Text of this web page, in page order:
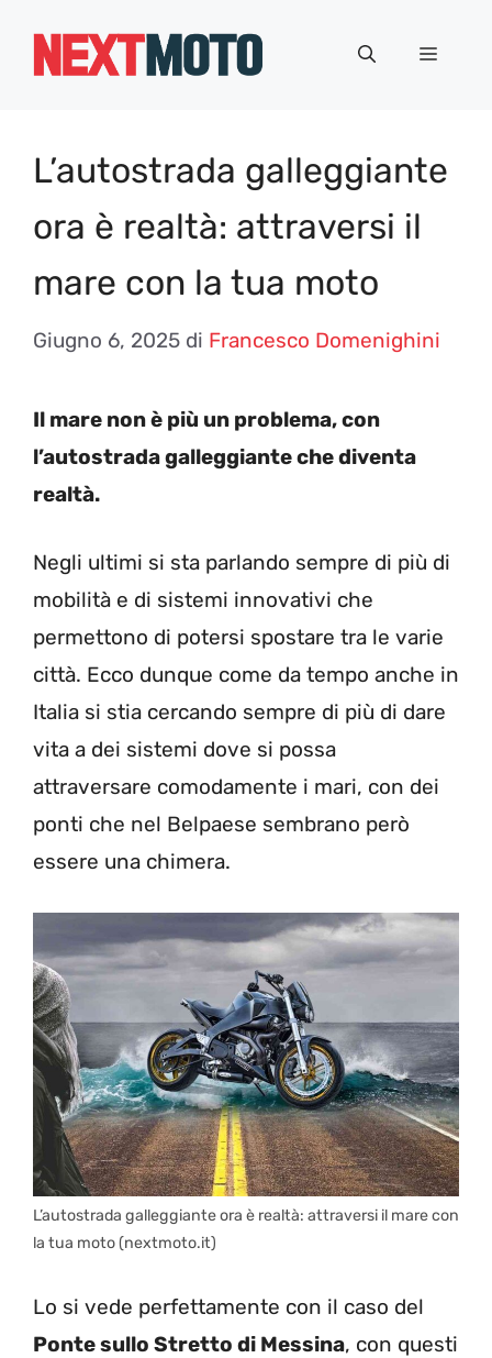
Menu
L’autostrada galleggiante
ora è realtà: attraversi il
mare con la tua moto
Giugno 6, 2025 di Francesco Domenighini
Il mare non è più un problema, con
l’autostrada galleggiante che diventa
realtà.
Negli ultimi si sta parlando sempre di più di
mobilità e di sistemi innovativi che
permettono di potersi spostare tra le varie
città. Ecco dunque come da tempo anche in
Italia si stia cercando sempre di più di dare
vita a dei sistemi dove si possa
attraversare comodamente i mari, con dei
ponti che nel Belpaese sembrano però
essere una chimera.
L’autostrada galleggiante ora è realtà: attraversi il mare con
la tua moto (nextmoto.it)
Lo si vede perfettamente con il caso del
Ponte sullo Stretto di Messina, con questi